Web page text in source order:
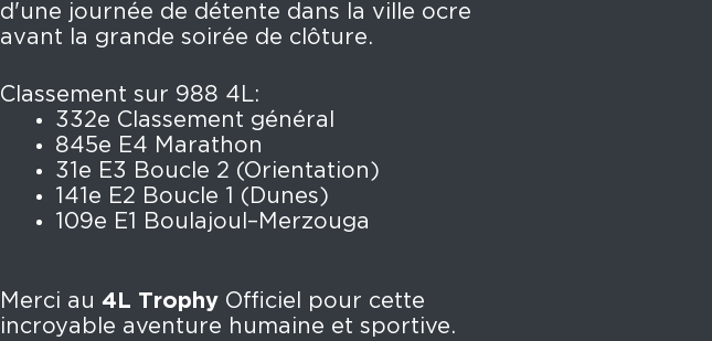
d'une journée de détente dans la ville ocre
avant la grande soirée de clôture.
Classement sur 988 4L:
332e Classement général
845e E4 Marathon
31e E3 Boucle 2 (Orientation)
141e E2 Boucle 1 (Dunes)
109e E1 Boulajoul–Merzouga
Merci au 4L TrophyOfficiel pour cette
incroyable aventure humaine et sportive.